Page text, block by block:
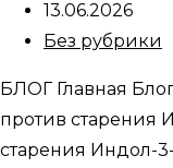
записи:
Запись
опубликована:
13.06.2026
Рубрика
Без рубрики
БЛОГ Главная
против старения
старения Индол-